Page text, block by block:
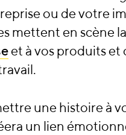
ou de votre
mettent en scène la
et à vos produits et
une histoire à
un lien